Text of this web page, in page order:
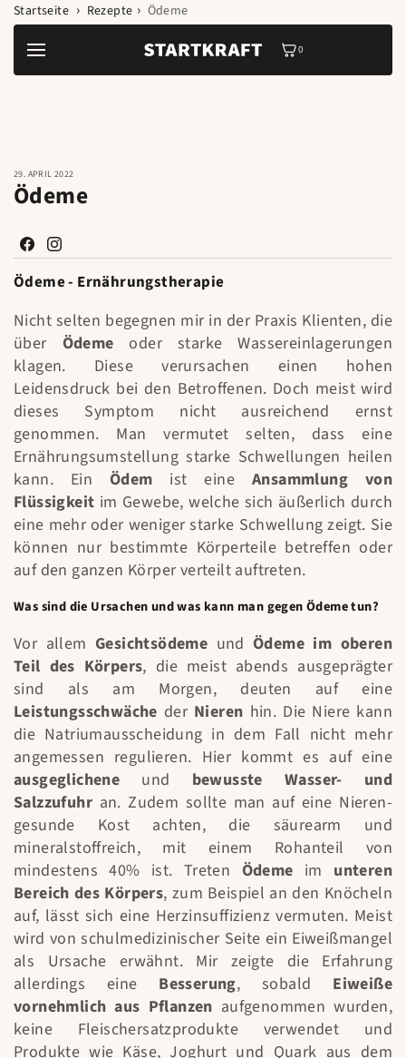
Zum Inhalt
springen
00
Startseite Rezepte Ödeme
29. APRIL 2022
Ödeme
Facebook
Instagram
Ödeme - Ernährungstherapie
Nicht selten begegnen mir in der Praxis Klienten, die
über Ödeme oder starke Wassereinlagerungen
klagen. Diese verursachen einen hohen
Leidensdruck bei den Betroffenen. Doch meist wird
dieses Symptom nicht ausreichend ernst
genommen. Man vermutet selten, dass eine
Ernährungsumstellung starke Schwellungen heilen
kann. Ein Ödem ist eine Ansammlung
von
Flüssigkeit im Gewebe, welche sich äußerlich durch
eine mehr oder weniger starke Schwellung zeigt. Sie
können nur bestimmte Körperteile betreffen oder
auf den ganzen Körper verteilt auftreten.
Was sind die Ursachen und was kann man gegen Ödeme tun?
Vor allem Gesichtsödeme und Ödeme im oberen
Teil des Körpers, die meist abends ausgeprägter
sind als am Morgen, deuten auf eine
Leistungsschwäche der Nieren hin. Die Niere kann
die Natriumausscheidung in dem Fall nicht mehr
angemessen regulieren. Hier kommt es auf eine
ausgeglichene und bewusste Wasser- und
Salzzufuhr an. Zudem sollte man auf eine Nieren-
gesunde Kost achten, die säurearm und
mineralstoffreich, mit einem Rohanteil von
mindestens 40% ist. Treten Ödeme im unteren
Bereich des Körpers, zum Beispiel an den Knöcheln
auf, lässt sich eine Herzinsuffizienz vermuten. Meist
wird von schulmedizinischer Seite ein Eiweißmangel
als Ursache erwähnt. Mir zeigte die Erfahrung
allerdings eine Besserung, sobald Eiweiße
vornehmlich aus Pflanzen aufgenommen wurden,
keine Fleischersatzprodukte verwendet und
Produkte wie Käse, Joghurt und Quark aus dem